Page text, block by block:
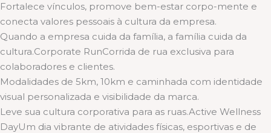
Fortalece vínculos, promove bem-estar corpo-mente e
conecta valores pessoais à cultura da empresa.
Quando a empresa cuida da família, a família cuida da
cultura.Corporate RunCorrida de rua exclusiva para
colaboradores e clientes.
Modalidades de 5km, 10km e caminhada com identidade
visual personalizada e visibilidade da marca.
Leve sua cultura corporativa para as ruas.Active Wellness
DayUm dia vibrante de atividades físicas, esportivas e de